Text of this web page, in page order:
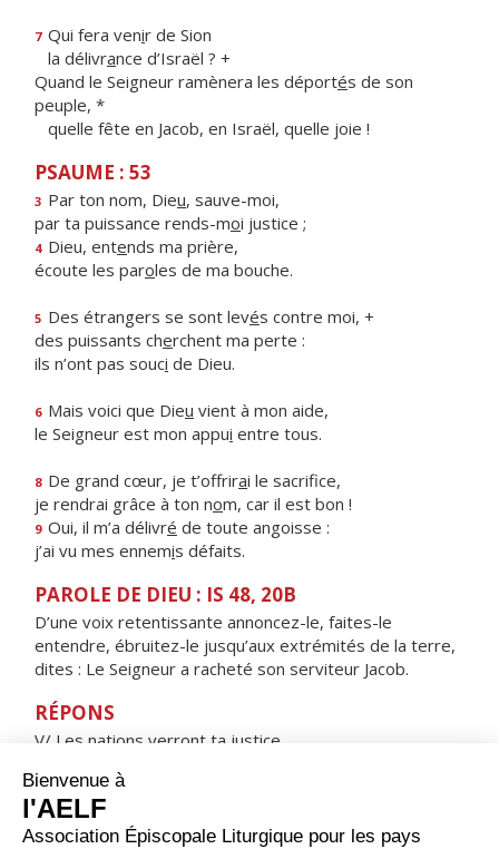
7 Qui fera venir de Sion
la délivrance d’Israël ? +
Quand le Seigneur ramènera les déportés de son
peuple, *
quelle fête en Jacob, en Israël, quelle joie !
PSAUME : 53
3 Par ton nom, Dieu, sauve-moi,
par ta puissance rends-moi justice ;
4 Dieu, entends ma prière,
écoute les paroles de ma bouche.
5 Des étrangers se sont levés contre moi, +
des puissants cherchent ma perte :
ils n’ont pas souci de Dieu.
6 Mais voici que Dieu vient à mon aide,
le Seigneur est mon appui entre tous.
8 De grand cœur, je t’offrirai le sacrifice,
je rendrai grâce à ton nom, car il est bon !
9 Oui, il m’a délivré de toute angoisse :
j’ai vu mes ennemis défaits.
PAROLE DE DIEU : IS 48, 20B
D’une voix retentissante annoncez-le, faites-le
entendre, ébruitez-le jusqu’aux extrémités de la terre,
dites : Le Seigneur a racheté son serviteur Jacob.
RÉPONS
V/ Les nations verront ta justice,
ORAISON
Dieu éternel, c'est dans la réalité de notre chair que ton